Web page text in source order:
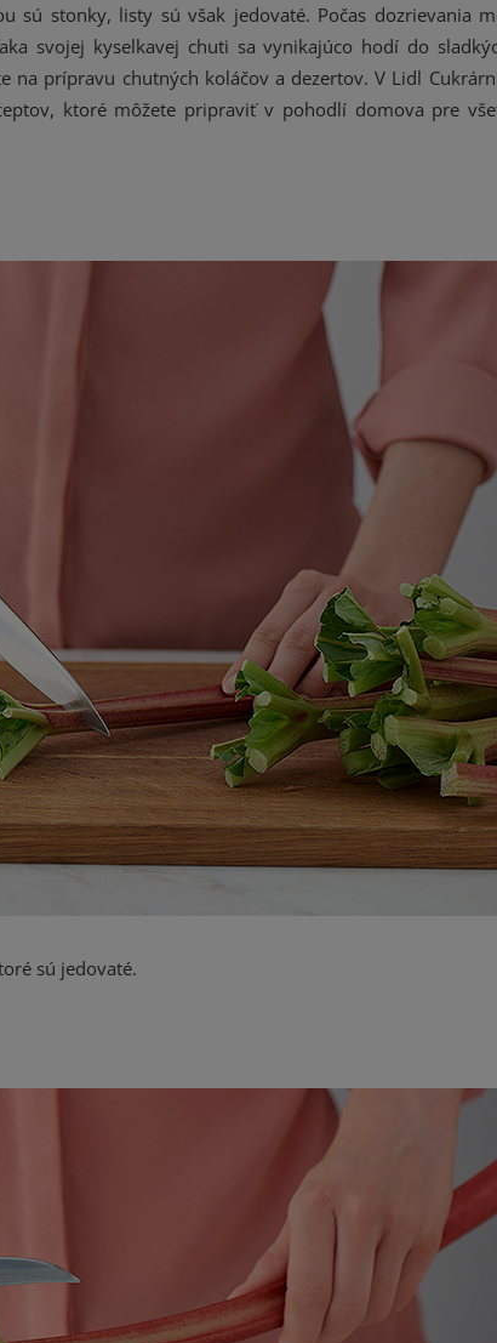
sú stonky, listy sú však jedovaté. Počas dozrievania
svojej kyselkavej chuti sa vynikajúco hodí do
na prípravu chutných koláčov a dezertov. V Lidl
ktoré môžete pripraviť v pohodlí domova pre
sú jedovaté.